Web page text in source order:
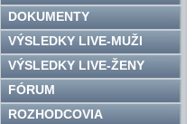
DOKUMENTY
VÝSLEDKY LIVE-MUŽI
VÝSLEDKY LIVE-ŽENY
FÓRUM
ROZHODCOVIA